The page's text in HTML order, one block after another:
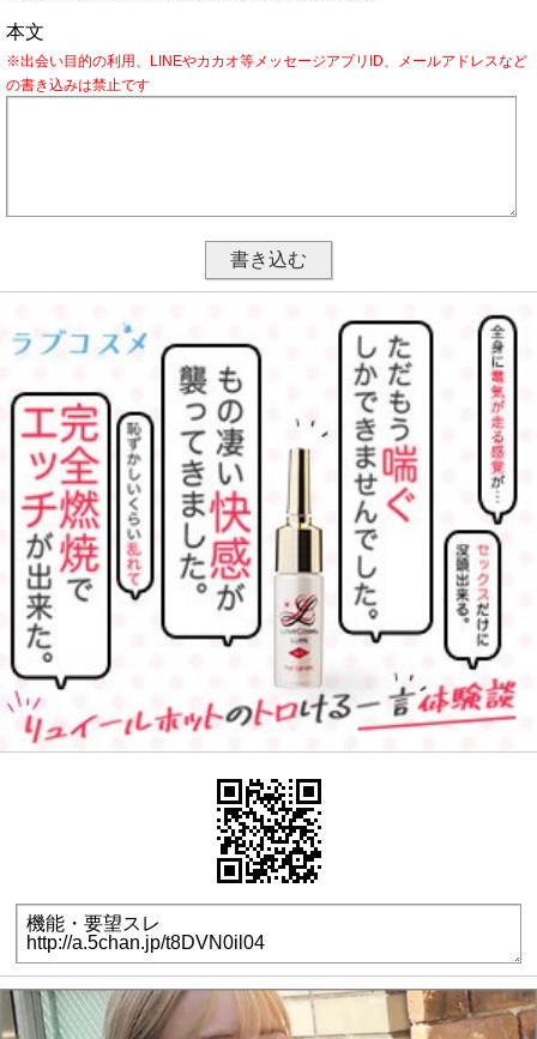
本文
※出会い目的の利用、LINEやカカオ等メッセージアプリID、メールアドレスなど
の書き込みは禁止です